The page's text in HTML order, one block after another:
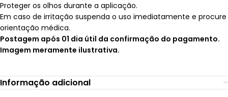
Proteger os olhos durante a aplicação.
Em caso de irritação suspenda o uso imediatamente e procure
orientação médica.
Postagem após 01 dia útil da confirmação do pagamento.
Imagem meramente ilustrativa.
Informação adicional